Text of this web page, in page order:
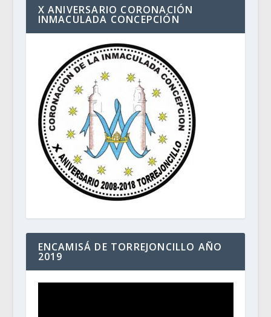
X ANIVERSARIO CORONACIÓN
INMACULADA CONCEPCIÓN
ENCAMISÁ DE TORREJONCILLO AÑO
2019